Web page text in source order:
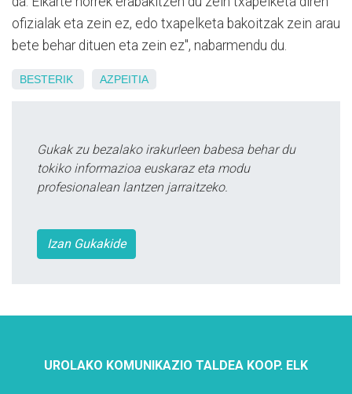
ofizialak eta zein ez, edo txapelketa bakoitzak zein arau
bete behar dituen eta zein ez", nabarmendu du.
BESTERIK AZPEITIA
Gukak zu bezalako irakurleen babesa behar du
tokiko informazioa euskaraz eta modu
profesionalean lantzen jarraitzeko.
Izan Gukakide
UROLAKO KOMUNIKAZIO TALDEA KOOP. ELK